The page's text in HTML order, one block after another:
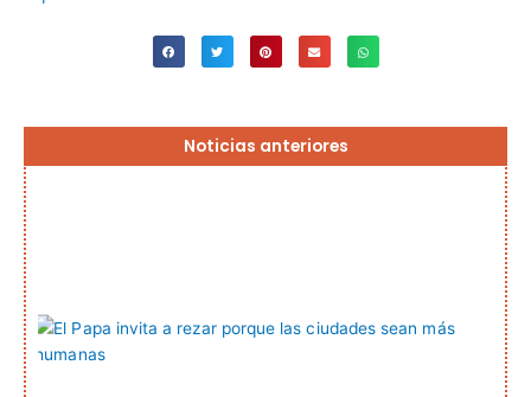
Noticias anteriores
Página
PáginaPáginaPágina
Página